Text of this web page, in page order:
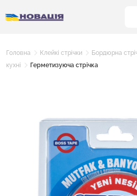
Головна Клейкі стрічки Бордюрна
кухні
Герметизуюча стрічка